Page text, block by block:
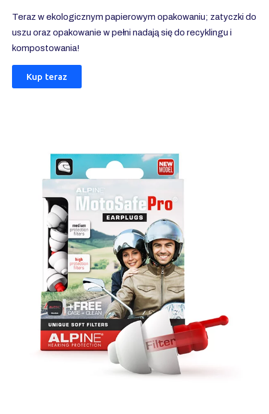
Teraz w ekologicznym papierowym opakowaniu; zatyczki do
uszu oraz opakowanie w pełni nadają się do recyklingu i
kompostowania!
Kup teraz